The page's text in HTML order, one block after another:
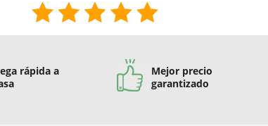
rápida a
Mejor precio
garantizado